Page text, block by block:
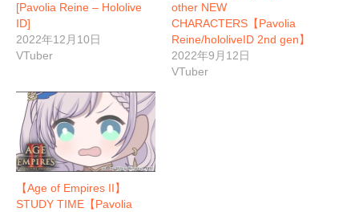
[Pavolia Reine – Hololive
ID]
2022年12月10日
VTuber
other NEW
CHARACTERS【Pavolia
Reine/hololiveID 2nd gen】
2022年9月12日
VTuber
【Age of Empires II】
STUDY TIME【Pavolia